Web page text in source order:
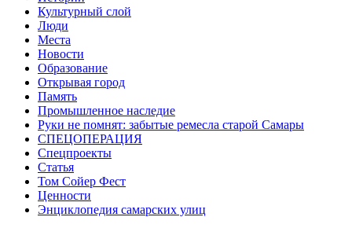
Культурный слой
Люди
Места
Новости
Образование
Открывая город
Память
Промышленное наследие
Руки не помнят: забытые ремесла старой Самары
СПЕЦОПЕРАЦИЯ
Спецпроекты
Статья
Том Сойер Фест
Ценности
Энциклопедия самарских улиц